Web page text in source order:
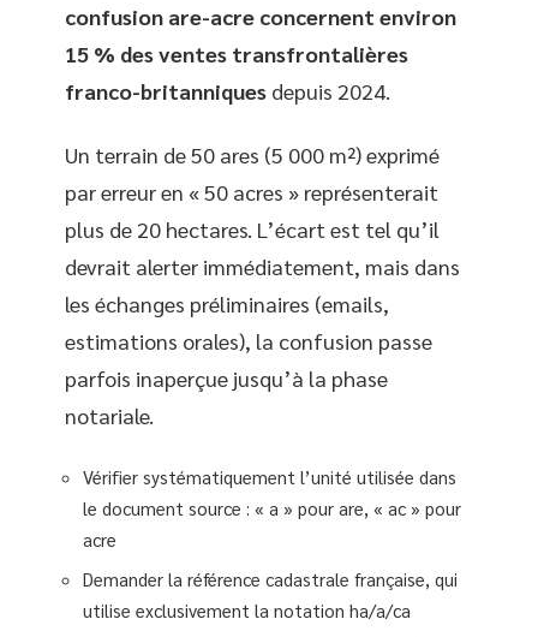
confusion are-acre concernent environ
15 % des ventes transfrontalières
franco-britanniques depuis 2024.
Un terrain de 50 ares (5 000 m²) exprimé
par erreur en « 50 acres » représenterait
plus de 20 hectares. L’écart est tel qu’il
devrait alerter immédiatement, mais dans
les échanges préliminaires (emails,
estimations orales), la confusion passe
parfois inaperçue jusqu’à la phase
notariale.
Vérifier systématiquement l’unité utilisée dans
le document source : « a » pour are, « ac » pour
acre
Demander la référence cadastrale française, qui
utilise exclusivement la notation ha/a/ca